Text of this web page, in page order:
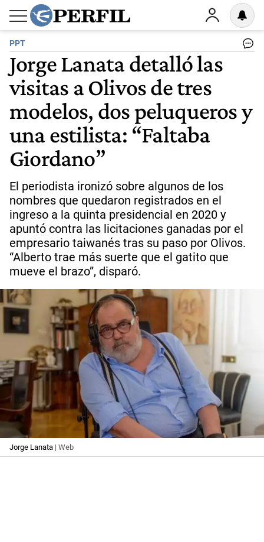
PPT
Jorge Lanata detalló las
visitas a Olivos de tres
modelos, dos peluqueros y
una estilista: “Faltaba
Giordano”
El periodista ironizó sobre algunos de los
nombres que quedaron registrados en el
ingreso a la quinta presidencial en 2020 y
apuntó contra las licitaciones ganadas por el
empresario taiwanés tras su paso por Olivos.
“Alberto trae más suerte que el gatito que
mueve el brazo”, disparó.
Jorge Lanata | Web